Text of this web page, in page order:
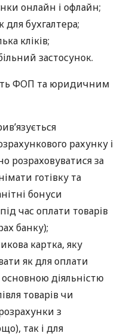
онлайн і офлайн;
бухгалтера;
кліків;
застосунок.
ФОП та юридичним
рахунку і
розраховуватися за
готівку та
бонуси
час оплати товарів
банку);
картка, яку
як для оплати
основною діяльністю
товарів чи
з
так і для